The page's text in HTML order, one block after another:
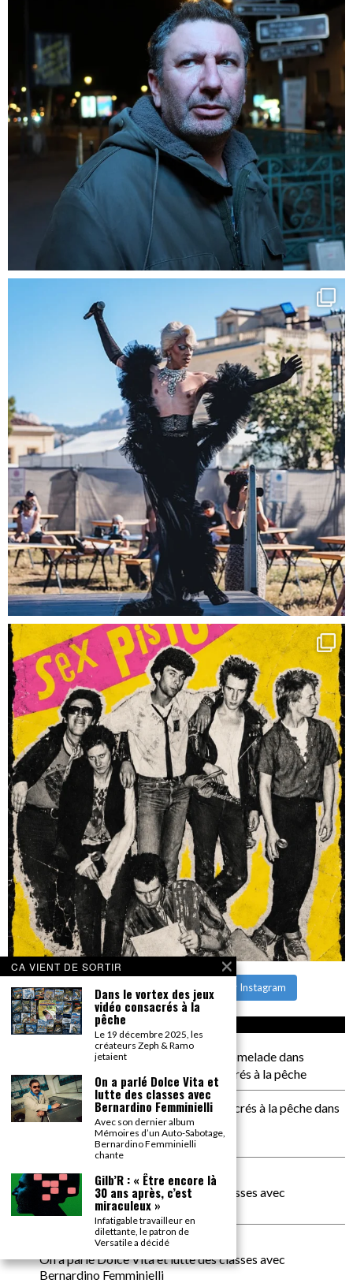
CHARGER PLUS Suivre sur Instagram
il a pas de genoux Messi comme P comeladedans
Dans le vortex des jeux vidéo consacrés à la pêche
Dans le vortex des jeux vidéos consacrés à la pêchedans
PACÔME THIELLEMENT
La séance d’Hip Gnose
La Patrie
dans
On a parlé Dolce Vita et lutte des classes avec
Bernardino Femminielli
carte noire negra à l'o tiede
On a parlé Dolce Vita et lutte des classes avec
Bernardino Femminielli
CA VIENT DE SORTIR
Dans le vortex des jeux
vidéo consacrés à la
pêche
Le 19 décembre 2025, les
créateurs Zeph & Ramo
jetaient
On a parlé Dolce Vita et
lutte des classes avec
Bernardino Femminielli
Avec son dernier album
Mémoires d’un Auto-Sabotage,
Bernardino Femminielli
chante
Gilb’R : « Être encore là
30 ans après, c’est
miraculeux »
Infatigable travailleur en
dilettante, le patron de
Versatile a décidé